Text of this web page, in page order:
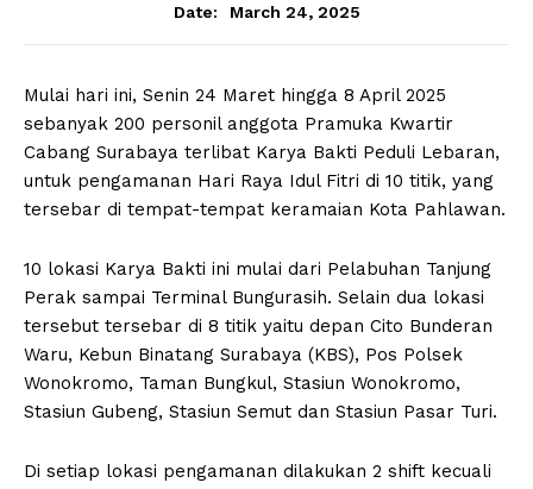
Date:
March 24, 2025
Mulai hari ini, Senin 24 Maret hingga 8 April 2025
sebanyak 200 personil anggota Pramuka Kwartir
Cabang Surabaya terlibat Karya Bakti Peduli Lebaran,
untuk pengamanan Hari Raya Idul Fitri di 10 titik, yang
tersebar di tempat-tempat keramaian Kota Pahlawan.
10 lokasi Karya Bakti ini mulai dari Pelabuhan Tanjung
Perak sampai Terminal Bungurasih. Selain dua lokasi
tersebut tersebar di 8 titik yaitu depan Cito Bunderan
Waru, Kebun Binatang Surabaya (KBS), Pos Polsek
Wonokromo, Taman Bungkul, Stasiun Wonokromo,
Stasiun Gubeng, Stasiun Semut dan Stasiun Pasar Turi.
Di setiap lokasi pengamanan dilakukan 2 shift kecuali